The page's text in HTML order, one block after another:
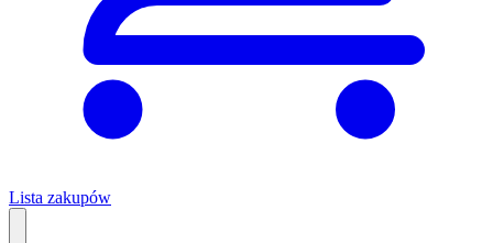
Lista zakupów